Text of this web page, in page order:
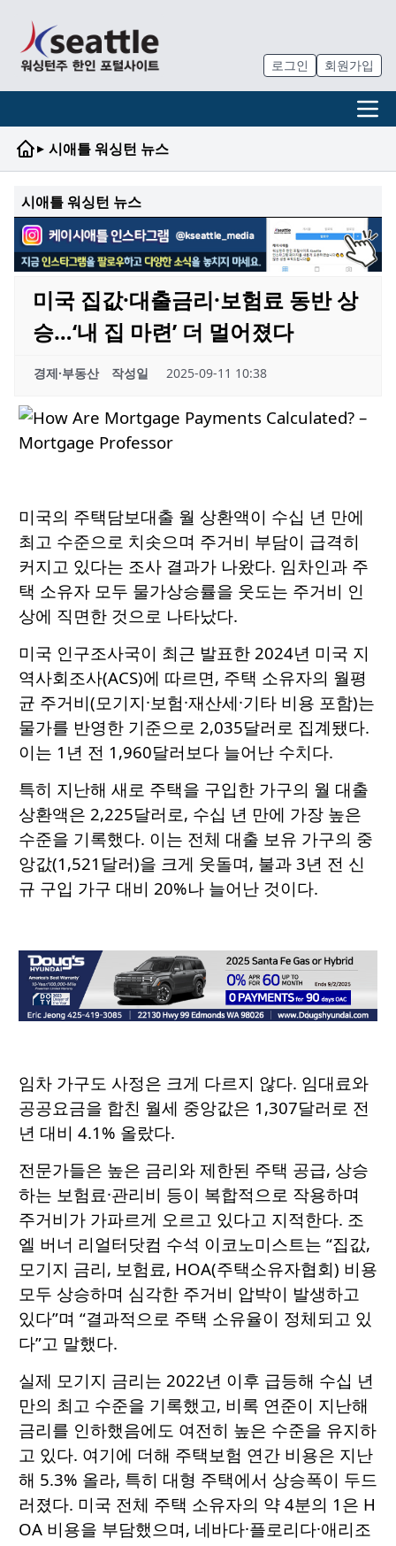
로그인 회원가입
▸ 시애틀 워싱턴 뉴스
시애틀 워싱턴 뉴스
미국 집값·대출금리·보험료 동반 상
승…‘내 집 마련’ 더 멀어졌다
경제·부동산 작성일 2025-09-11 10:38
미국의 주택담보대출 월 상환액이 수십 년 만에
최고 수준으로 치솟으며 주거비 부담이 급격히
커지고 있다는 조사 결과가 나왔다. 임차인과 주
택 소유자 모두 물가상승률을 웃도는 주거비 인
상에 직면한 것으로 나타났다.
미국 인구조사국이 최근 발표한 2024년 미국 지
역사회조사(ACS)에 따르면, 주택 소유자의 월평
균 주거비(모기지·보험·재산세·기타 비용 포함)는
물가를 반영한 기준으로 2,035달러로 집계됐다.
이는 1년 전 1,960달러보다 늘어난 수치다.
특히 지난해 새로 주택을 구입한 가구의 월 대출
상환액은 2,225달러로, 수십 년 만에 가장 높은
수준을 기록했다. 이는 전체 대출 보유 가구의 중
앙값(1,521달러)을 크게 웃돌며, 불과 3년 전 신
규 구입 가구 대비 20%나 늘어난 것이다.
임차 가구도 사정은 크게 다르지 않다. 임대료와
공공요금을 합친 월세 중앙값은 1,307달러로 전
년 대비 4.1% 올랐다.
전문가들은 높은 금리와 제한된 주택 공급, 상승
하는 보험료·관리비 등이 복합적으로 작용하며
주거비가 가파르게 오르고 있다고 지적한다. 조
엘 버너 리얼터닷컴 수석 이코노미스트는 “집값,
모기지 금리, 보험료, HOA(주택소유자협회) 비용
모두 상승하며 심각한 주거비 압박이 발생하고
있다”며 “결과적으로 주택 소유율이 정체되고 있
다”고 말했다.
실제 모기지 금리는 2022년 이후 급등해 수십 년
만의 최고 수준을 기록했고, 비록 연준이 지난해
금리를 인하했음에도 여전히 높은 수준을 유지하
고 있다. 여기에 더해 주택보험 연간 비용은 지난
해 5.3% 올라, 특히 대형 주택에서 상승폭이 두드
러졌다. 미국 전체 주택 소유자의 약 4분의 1은 H
OA 비용을 부담했으며, 네바다·플로리다·애리조